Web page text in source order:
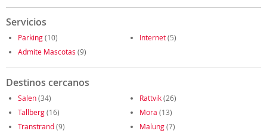
Servicios
Parking(10) Internet(5)
Admite Mascotas (9)
Destinos cercanos
Salen(34) Rattvik(26)
Tallberg(16) Mora (13)
Transtrand(9) Malung(7)